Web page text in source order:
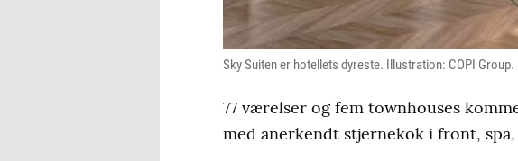
Sky Suiten er hotellets dyreste. Illustration: COPI Group.
77 værelser og fem townhouses
med anerkendt stjernekok i front,